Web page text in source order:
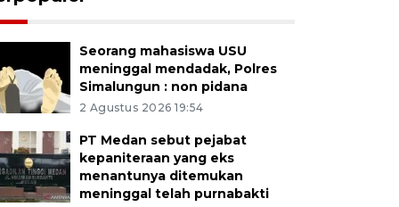
Seorang mahasiswa USU
meninggal mendadak, Polres
Simalungun : non pidana
2 Agustus 2026 19:54
PT Medan sebut pejabat
kepaniteraan yang eks
menantunya ditemukan
meninggal telah purnabakti